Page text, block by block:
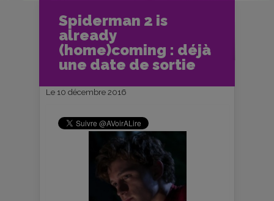
Spiderman 2 is
already
(home)coming : déjà
une date de sortie
Accueil
Les News Cinéma
Spiderman 2 is already
(home)coming : déjà une date de sortie
Le 10 décembre 2016